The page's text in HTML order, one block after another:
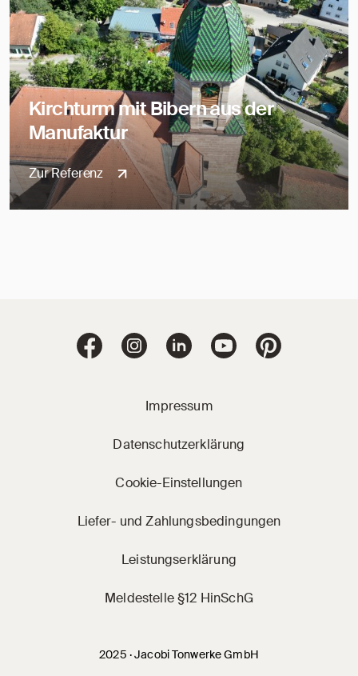
Kirchturm mit Bibern aus der
Manufaktur
Zur Referenz
Jacobi Dachziegel
Jacobi Dachziegel auf Facebook
Jacobi Dachziegel auf Instagram
Jacobi Dachziegel auf
Jacobi Dachziegel
Jacobi
2025 · Jacobi Tonwerke GmbH
Impressum
Datenschutzerklärung
Cookie-Einstellungen
Liefer- und Zahlungsbedingungen
Leistungserklärung
Meldestelle §12 HinSchG